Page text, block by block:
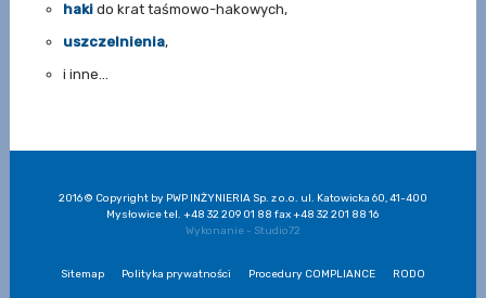
hakido krat taśmowo-hakowych,
uszczelnienia,
i inne…
2016 © Copyright by PWP INŻYNIERIA Sp. z o.o. ul. Katowicka 60, 41-400
Mysłowice tel. +48 32 209 01 88 fax +48 32 201 88 16
Wykonanie - Studio72
Sitemap Polityka prywatności Procedury COMPLIANCE RODO